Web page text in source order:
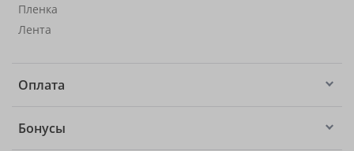
Пленка
Лента
Оплата
Бонусы